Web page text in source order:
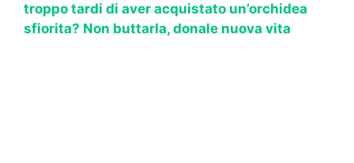
troppo tardi di aver acquistato un’orchidea
sfiorita? Non buttarla, donale nuova vita